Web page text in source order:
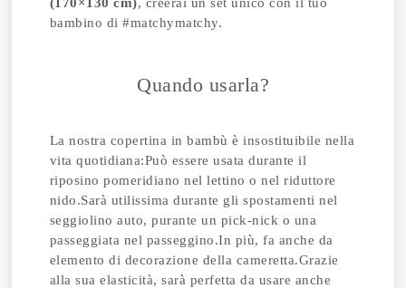
bambino di #matchymatchy.
Quando usarla?
La nostra copertina in bambù è insostituibile nella
vita quotidiana:Può essere usata durante il
riposino pomeridiano nel lettino o nel riduttore
nido.Sarà utilissima durante gli spostamenti nel
seggiolino auto, purante un pick-nick o una
passeggiata nel passeggino.In più, fa anche da
elemento di decorazione della cameretta.Grazie
alla sua elasticità, sarà perfetta da usare anche